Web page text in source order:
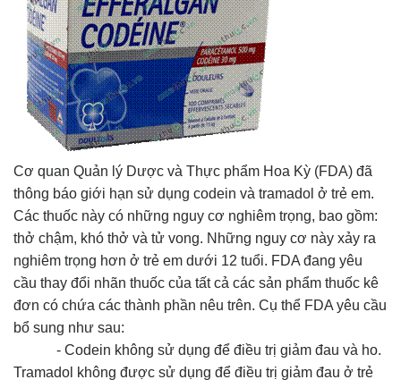
Cơ quan Quản lý Dược và Thực phẩm Hoa Kỳ (FDA) đã
thông báo giới hạn sử dụng codein và tramadol ở trẻ em.
Các thuốc này có những nguy cơ nghiêm trọng, bao gồm:
thở chậm, khó thở và tử vong. Những nguy cơ này xảy ra
nghiêm trọng hơn ở trẻ em dưới 12 tuổi. FDA đang yêu
cầu thay đổi nhãn thuốc của tất cả các sản phẩm thuốc kê
đơn có chứa các thành phần nêu trên. Cụ thể FDA yêu cầu
bổ sung như sau:
- Codein không sử dụng để điều trị giảm đau và ho.
Tramadol không được sử dụng để điều trị giảm đau ở trẻ